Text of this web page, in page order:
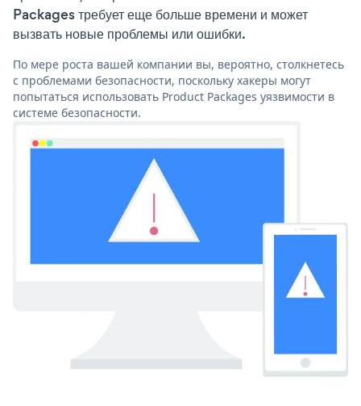
Packages требует еще больше времени и может
вызвать новые проблемы или ошибки.
По мере роста вашей компании вы, вероятно, столкнетесь
с проблемами безопасности, поскольку хакеры могут
попытаться использовать Product Packages уязвимости в
системе безопасности.